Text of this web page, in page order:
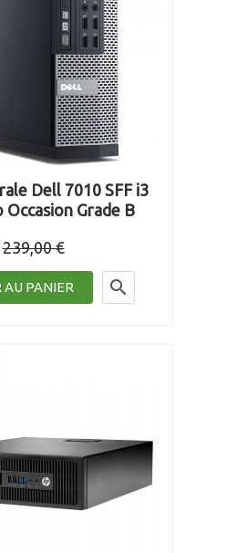
Dell 7010 SFF i3
Occasion Grade B
239,00 €
AU PANIER 